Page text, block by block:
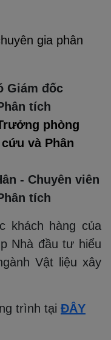
gia phân
Giám đốc
tích
phòng
và Phân
- Chuyên viên
tích
khách hàng của
Nhà đầu tư hiểu
Vật liệu xây
trình tại ĐÂY